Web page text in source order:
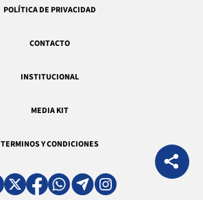
POLÍTICA DE PRIVACIDAD
CONTACTO
INSTITUCIONAL
MEDIA KIT
TERMINOS Y CONDICIONES